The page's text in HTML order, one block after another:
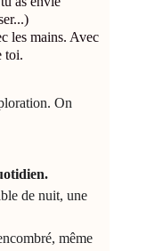
les mains. Avec
toi.
On
de nuit, une
même